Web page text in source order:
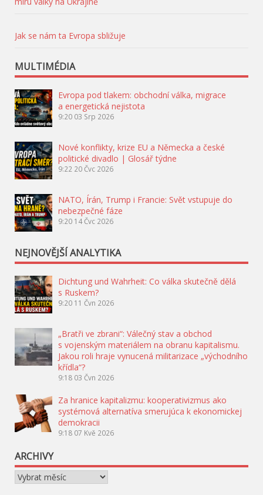
Jak se nám ta Evropa sbližuje
MULTIMÉDIA
Evropa pod tlakem: obchodní válka, migrace
a energetická nejistota
9:20 03 Srp 2026
Nové konflikty, krize EU a Německa a české
politické divadlo | Glosář týdne
9:22 20 Čvc 2026
NATO, Írán, Trump i Francie: Svět vstupuje do
nebezpečné fáze
9:20 14 Čvc 2026
NEJNOVĚJŠÍ ANALYTIKA
Dichtung und Wahrheit: Co válka skutečně dělá
s Ruskem?
9:20 11 Čvn 2026
„Bratři ve zbrani“: Válečný stav a obchod
s vojenským materiálem na obranu kapitalismu.
Jakou roli hraje vynucená militarizace „východního
křídla“?
9:18 03 Čvn 2026
Za hranice kapitalizmu: kooperativizmus ako
systémová alternatíva smerujúca k ekonomickej
demokracii
9:18 07 Kvě 2026
ARCHIVY
Archivy